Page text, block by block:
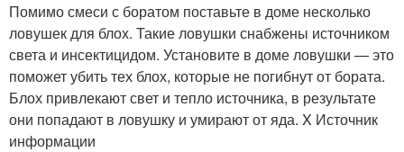
Помимо смеси с боратом поставьте в доме несколько
ловушек для блох. Такие ловушки снабжены источником
света и инсектицидом. Установите в доме ловушки — это
поможет убить тех блох, которые не погибнут от бората.
Блох привлекают свет и тепло источника, в результате
они попадают в ловушку и умирают от яда. X Источник
информации